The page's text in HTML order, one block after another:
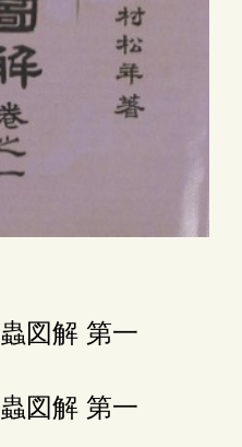
図解 第一
図解 第一